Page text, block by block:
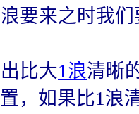
要来之时我
比大1浪清晰
，如果比1浪